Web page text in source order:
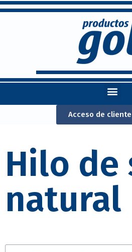
Acceso de
Hilo de
natural